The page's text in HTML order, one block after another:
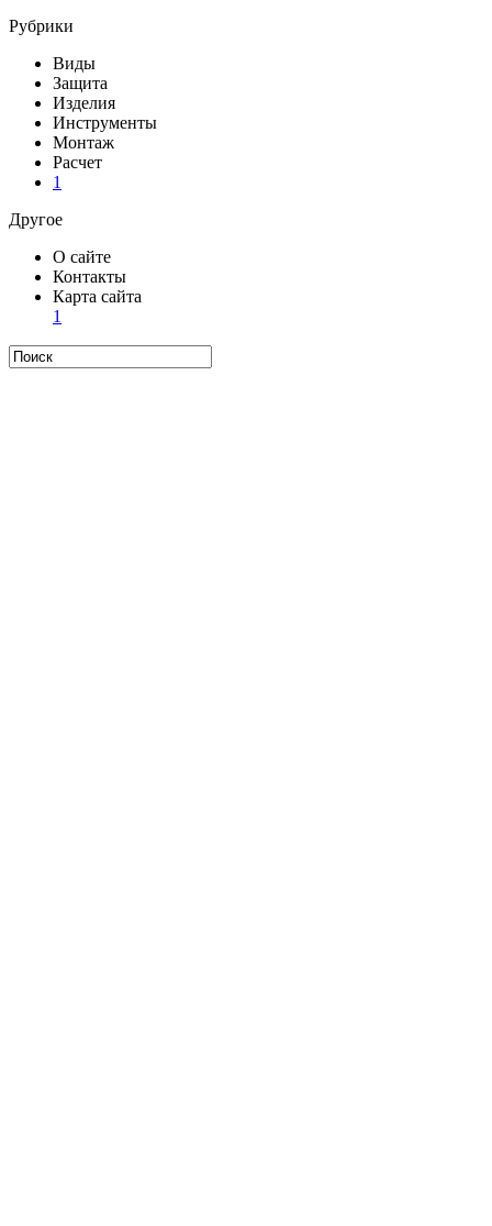
Рубрики
Виды
Защита
Изделия
Инструменты
Монтаж
Расчет
1
Другое
О сайте
Контакты
Карта сайта
1